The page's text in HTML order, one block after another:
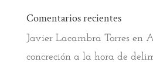
Comentarios recientes
Javier Lacambra Torresen
concreción a la hora de